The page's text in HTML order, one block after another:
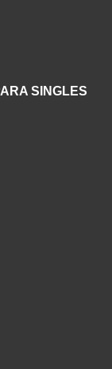
SINGLES